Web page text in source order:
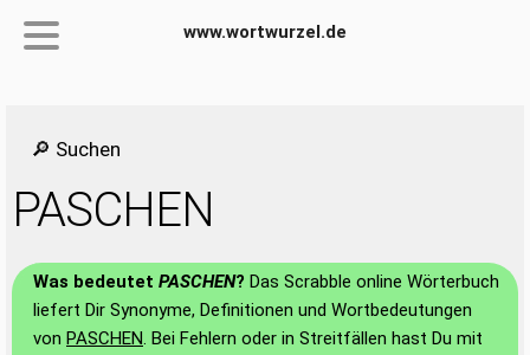
www.wortwurzel.de
🔎 Suchen
PASCHEN
Was bedeutet PASCHEN? Das Scrabble online Wörterbuch
liefert Dir Synonyme, Definitionen und Wortbedeutungen
von PASCHEN. Bei Fehlern oder in Streitfällen hast Du mit